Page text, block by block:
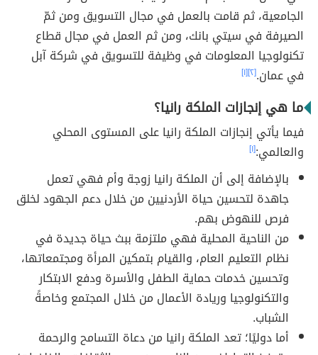
الجامعية، ثم قامت بالعمل في مجال التسويق ومن ثمّ
الصيرفة في سيتي بانك، ومن ثم العمل في مجال قطاع
تكنولوجيا المعلومات في وظيفة للتسويق في شركة آبل
في عمان.[٢] [١]
ما هي إنجازات الملكة رانيا؟
فيما يأتي إنجازات الملكة رانيا على المستوى المحلي
والعالمي:[١]
بالإضافة إلى أن الملكة رانيا زوجة وأم فهي تعمل
جاهدة لتحسين حياة الأردنيين من خلال دعم الجهود لخلق
فرص للنهوض بهم.
من الناحية المحلية فهي ملتزمة ببث حياة جديدة في
نظام التعليم العام، والقيام بتمكين المرأة ومجتمعاتها،
وتحسين خدمات حماية الطفل والأسرة ودفع الابتكار
والتكنولوجيا وريادة الأعمال من خلال المجتمع وخاصةً
الشباب.
أما دوليًا؛ تعد الملكة رانيا من دعاة التسامح والرحمة